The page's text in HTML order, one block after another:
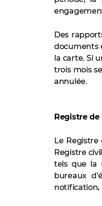
Des
documents
la carte. Si
trois mois
annulée.
Registre
Le
Registre
tels que la
bureaux
notification,